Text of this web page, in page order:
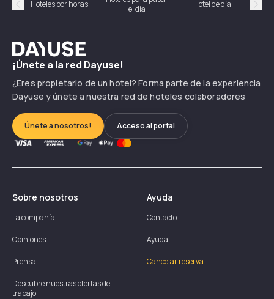
Précédent
Hoteles por horas
el día
Hotel de día
Dayuse
¡Únete a la red Dayuse!
¿Eres propietario de un hotel? Forma parte de la experiencia
Dayuse y únete a nuestra red de hoteles colaboradores
Únete a nosotros! Acceso al portal
Sobre nosotros
La compañía
Opiniones
Prensa
Descubre nuestras ofertas de
trabajo
Ayuda
Contacto
Ayuda
Cancelar reserva